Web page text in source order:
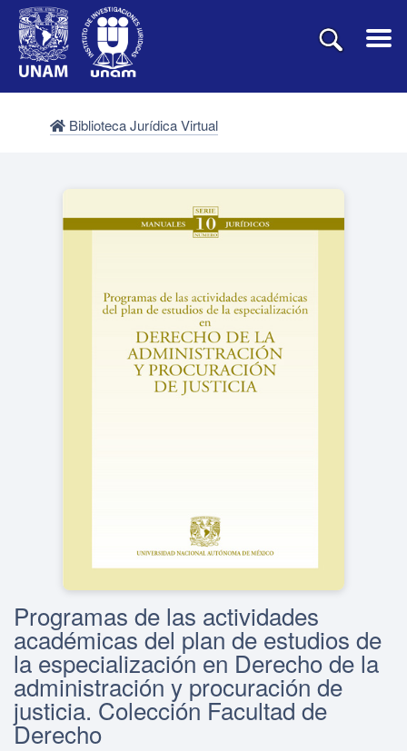
Biblioteca Jurídica Virtual
Programas de las actividades
académicas del plan de estudios de
la especialización en Derecho de la
administración y procuración de
justicia. Colección Facultad de
Derecho